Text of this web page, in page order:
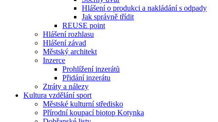
Hlášení o produkci a nakládání s odpady
Jak správně třídit
REUSE point
Hlášení rozhlasu
Hlášení závad
Městský architekt
Inzerce
Prohlížení inzerátů
Přidání inzerátu
Ztráty a nálezy
Kultura vzdělání sport
Městské kulturní středisko
Přírodní koupací biotop Kotynka